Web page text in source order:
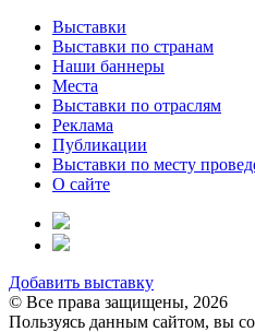
Выставки
Выставки по странам
Наши баннеры
Места
Выставки по отраслям
Реклама
Публикации
Выставки по месту
О сайте
Добавить выставку
© Все права защищены, 2026
Пользуясь данным сайтом, вы